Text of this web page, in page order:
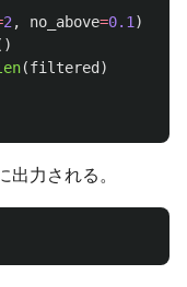
2 , no_above=0.1 )
(filtered )
力される。